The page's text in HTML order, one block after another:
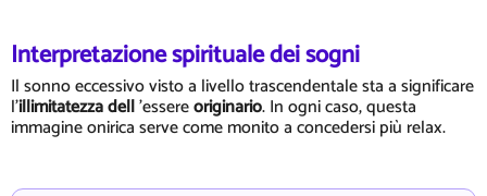
Interpretazione spirituale dei sogni
Il sonno eccessivo visto a livello trascendentale sta a significare
l'illimitatezza dell'essereoriginario. In ogni caso, questa
immagine onirica serve come monito a concedersi più relax.